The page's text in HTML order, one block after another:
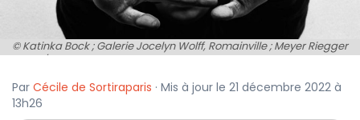
© Katinka Bock ; Galerie Jocelyn Wolff, Romainville ; Meyer Riegger
Par Cécile de Sortiraparis · Mis à jour le 21 décembre 2022 à
13h26